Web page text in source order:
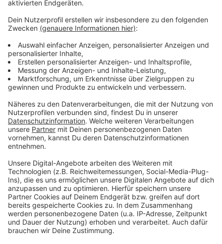
ANTENNE MÜNSTER-Team radelt fast
17.000 Kilometer
Anzeige
Auch die Bilanz von unserem ANTENNE MÜNSTER-
Team lässt sich sehen. Am Ende wurden knapp 17.000
Kilometer geschafft und damit rund 2.500 Kilogramm
CO2 eingespart. Das reichte am Ende für Platz 8. Auf
den vordersten Platz schafften es die Uniklinik und die
Medizinische Fakultät mit fast 34.000 Kilometern.
Jeder Teilnehmende konnte die zurückgelegten
Kilometer per App erfassen lassen oder auf der
Webseite eintragen. Hier gibt es alle Endergebnisse:
stadtradeln.de/muenster
Anzeige
©Klima-Bündnis